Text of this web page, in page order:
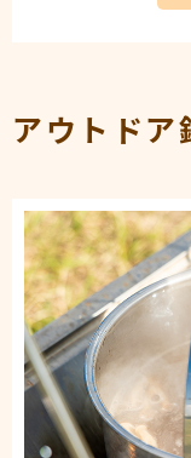
アウトドア